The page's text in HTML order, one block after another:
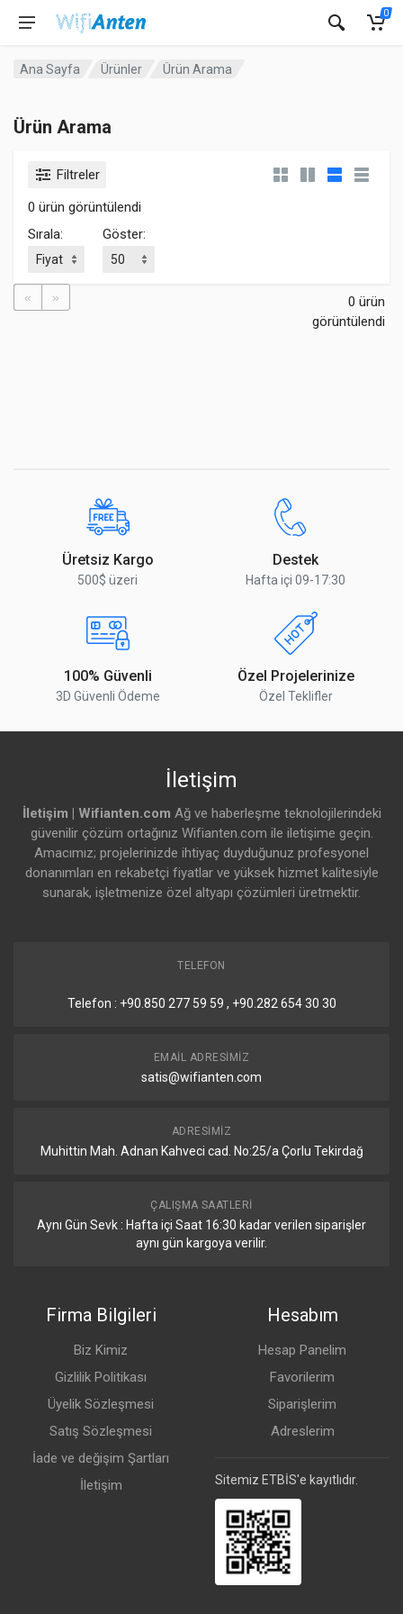
0
Ana Sayfa Ürünler Ürün Arama
Ürün Arama
Filtreler
0 ürün görüntülendi
Sırala:
Göster:
« »
0 ürün
görüntülendi
Üretsiz Kargo
500$ üzeri
Destek
Hafta içi 09-17:30
100% Güvenli
3D Güvenli Ödeme
Özel Projelerinize
Özel Teklifler
İletişim
İletişim | Wifianten.com Ağ ve haberleşme teknolojilerindeki
güvenilir çözüm ortağınız Wifianten.com ile iletişime geçin.
Amacımız; projelerinizde ihtiyaç duyduğunuz profesyonel
donanımları en rekabetçi fiyatlar ve yüksek hizmet kalitesiyle
sunarak, işletmenize özel altyapı çözümleri üretmektir.
TELEFON
Telefon : +90.850 277 59 59 , +90.282 654 30 30
EMAIL ADRESIMIZ
satis@wifianten.com
ADRESIMIZ
Muhittin Mah. Adnan Kahveci cad. No:25/a Çorlu Tekirdağ
ÇALIŞMA SAATLERI
Aynı Gün Sevk : Hafta içi Saat 16:30 kadar verilen siparişler
aynı gün kargoya verilir.
Firma Bilgileri
Biz Kimiz
Gizlilik Politikası
Üyelik Sözleşmesi
Satış Sözleşmesi
İade ve değişim Şartları
İletişim
Hesabım
Hesap Panelim
Favorilerim
Siparişlerim
Adreslerim
Sitemiz ETBİS'e kayıtlıdır.